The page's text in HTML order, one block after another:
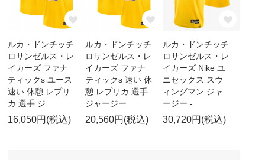
ルカ・ドンチッチ
ロサンゼルス・レ
イカーズ ファナ
ティックs ユース
速い 休憩 レプリ
カ 選手 ジ
16,050円(税込)
ルカ・ドンチッチ
ロサンゼルス・レ
イカーズ ファナ
ティックs 速い 休
憩 レプリカ 選手
ジャージー
20,560円(税込)
ルカ・ドンチッチ
ロサンゼルス・レ
イカーズ Nike ユ
ニセックス スウ
ィングマン ジャ
ージー -
30,720円(税込)